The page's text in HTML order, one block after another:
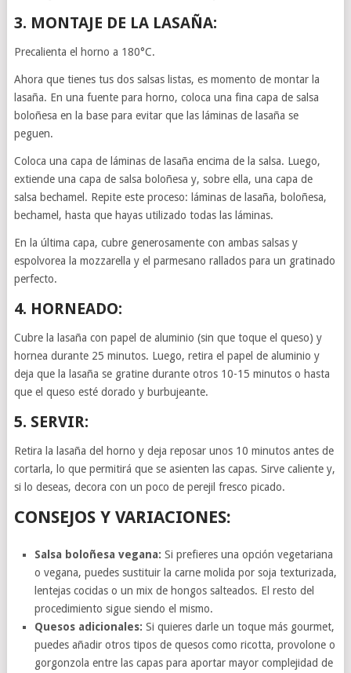
3. MONTAJE DE LA LASAÑA:
Precalienta el horno a 180°C.
Ahora que tienes tus dos salsas listas, es momento de montar la
lasaña. En una fuente para horno, coloca una fina capa de salsa
boloñesa en la base para evitar que las láminas de lasaña se
peguen.
Coloca una capa de láminas de lasaña encima de la salsa. Luego,
extiende una capa de salsa boloñesa y, sobre ella, una capa de
salsa bechamel. Repite este proceso: láminas de lasaña, boloñesa,
bechamel, hasta que hayas utilizado todas las láminas.
En la última capa, cubre generosamente con ambas salsas y
espolvorea la mozzarella y el parmesano rallados para un gratinado
perfecto.
4. HORNEADO:
Cubre la lasaña con papel de aluminio (sin que toque el queso) y
hornea durante 25 minutos. Luego, retira el papel de aluminio y
deja que la lasaña se gratine durante otros 10-15 minutos o hasta
que el queso esté dorado y burbujeante.
5. SERVIR:
Retira la lasaña del horno y deja reposar unos 10 minutos antes de
cortarla, lo que permitirá que se asienten las capas. Sirve caliente y,
si lo deseas, decora con un poco de perejil fresco picado.
CONSEJOS Y VARIACIONES:
Salsa boloñesa vegana: Si prefieres una opción vegetariana
o vegana, puedes sustituir la carne molida por soja texturizada,
lentejas cocidas o un mix de hongos salteados. El resto del
procedimiento sigue siendo el mismo.
Quesos adicionales: Si quieres darle un toque más gourmet,
puedes añadir otros tipos de quesos como ricotta, provolone o
gorgonzola entre las capas para aportar mayor complejidad de